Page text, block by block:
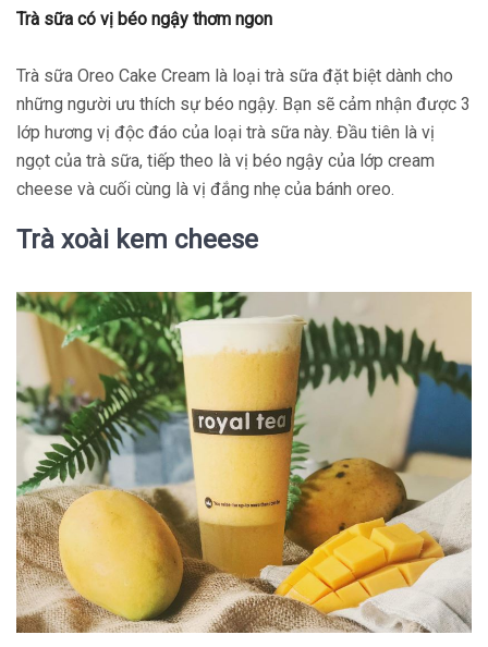
Trà sữa có vị béo ngậy thơm ngon
Trà sữa Oreo Cake Cream là loại trà sữa đặt biệt dành cho
những người ưu thích sự béo ngậy. Bạn sẽ cảm nhận được 3
lớp hương vị độc đáo của loại trà sữa này. Đầu tiên là vị
ngọt của trà sữa, tiếp theo là vị béo ngậy của lớp cream
cheese và cuối cùng là vị đắng nhẹ của bánh oreo.
Trà xoài kem cheese